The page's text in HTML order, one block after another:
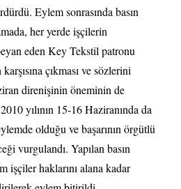
Eylem sonrasında basın
her yerde işçilerin
eden Key Tekstil patronu
çıkması ve sözlerini
direnişinin öneminin de
yılının 15-16 Haziranında da
olduğu ve başarının örgütlü
vurgulandı. Yapılan basın
işçiler haklarını alana kadar